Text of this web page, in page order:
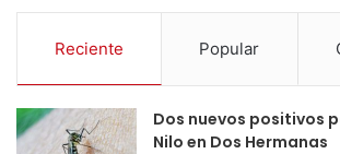
Reciente Popular
Dos nuevos positivos
Nilo en Dos Hermanas